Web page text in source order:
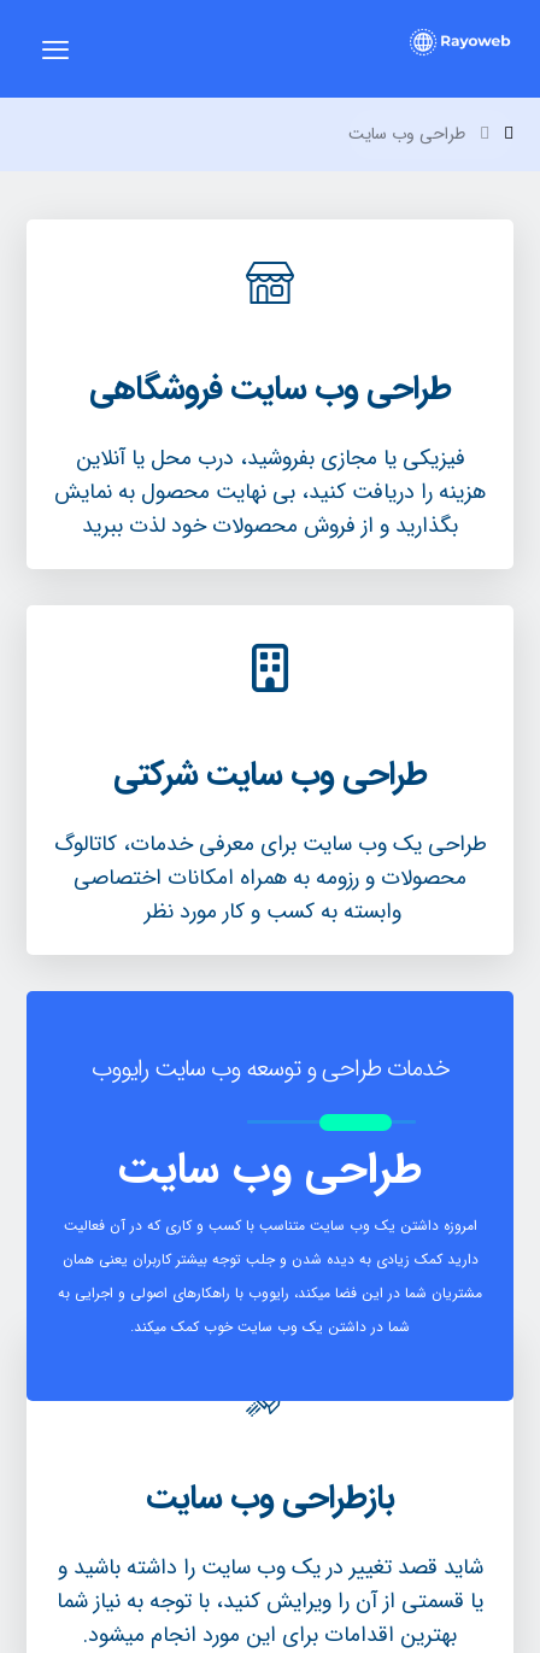
طراحی وب سایت
طراحی وب سایت فروشگاهی
فیزیکی یا مجازی بفروشید، درب محل یا آنلاین
هزینه را دریافت کنید، بی نهایت محصول به نمایش
بگذارید و از فروش محصولات خود لذت ببرید
طراحی وب سایت شرکتی
طراحی یک وب سایت برای معرفی خدمات، کاتالوگ
محصولات و رزومه به همراه امکانات اختصاصی
وابسته به کسب و کار مورد نظر
خدمات طراحی و توسعه وب سایت رایووب
طراحی وب سایت
امروزه داشتن یک وب سایت متناسب با کسب و کاری که در آن فعالیت
دارید کمک زیادی به دیده شدن و جلب توجه بیشتر کاربران یعنی همان
مشتریان شما در این فضا میکند، رایووب با راهکارهای اصولی و اجرایی به
شما در داشتن یک وب سایت خوب کمک میکند.
بازطراحی وب سایت
شاید قصد تغییر در یک وب سایت را داشته باشید و
یا قسمتی از آن را ویرایش کنید، با توجه به نیاز شما
بهترین اقدامات برای این مورد انجام میشود.